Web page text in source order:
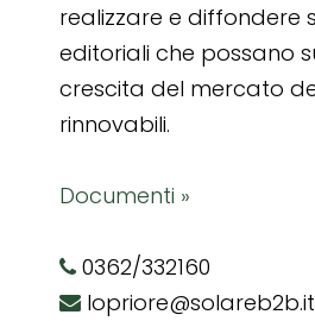
realizzare e diffondere
editoriali che possano
crescita del mercato
rinnovabili.
Documenti »
0362/332160
lopriore@solareb2b.it